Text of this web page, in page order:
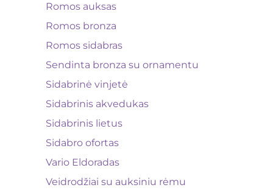
Romos auksas
Romos bronza
Romos sidabras
Sendinta bronza su ornamentu
Sidabrinė vinjetė
Sidabrinis akvedukas
Sidabrinis lietus
Sidabro ofortas
Vario Eldoradas
Veidrodžiai su auksiniu rėmu